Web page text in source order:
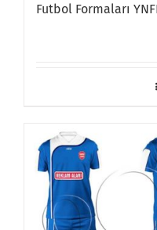
Futbol Formaları